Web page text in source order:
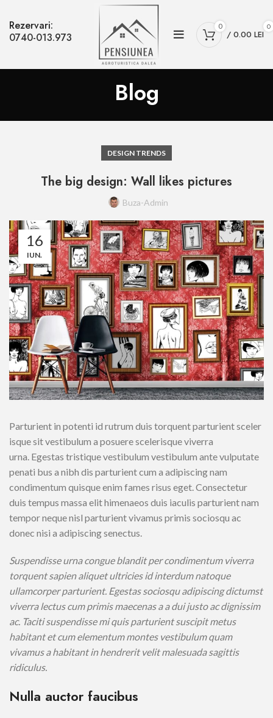
Rezervari:
0740-013.973
0 0
/ 0.00 LEI
Blog
DESIGN TRENDS
The big design: Wall likes pictures
Buza-Admin
16
IUN.
Parturient in potenti id rutrum duis torquent parturient sceler
isque sit vestibulum a posuere scelerisque viverra
urna. Egestas tristique vestibulum vestibulum ante vulputate
penati bus a nibh dis parturient cum a adipiscing nam
condimentum quisque enim fames risus eget. Consectetur
duis tempus massa elit himenaeos duis iaculis parturient nam
tempor neque nisl parturient vivamus primis sociosqu ac
donec nisi a adipiscing senectus.
Suspendisse urna congue blandit per condimentum viverra
torquent sapien aliquet ultricies id interdum natoque
ullamcorper parturient. Egestas sociosqu adipiscing dictumst
viverra lectus cum primis maecenas a a dui justo ac dignissim
ac. Taciti suspendisse mi quis parturient suscipit metus
habitant et cum elementum montes vestibulum quam
vivamus a habitant in hendrerit velit malesuada sagittis
ridiculus.
Nulla auctor faucibus